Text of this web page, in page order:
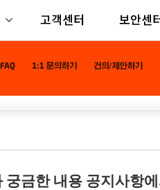
고객센터 보안센
궁금한 내용 공지사항